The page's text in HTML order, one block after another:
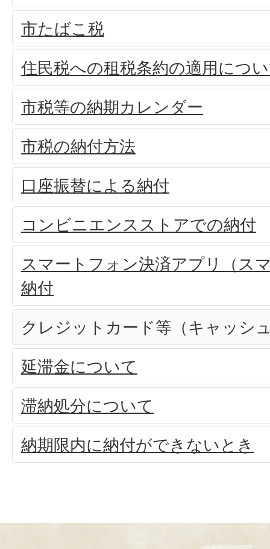
市たばこ税
住民税への租税条約の適用につ
市税等の納期カレンダー
市税の納付方法
口座振替による納付
コンビニエンスストアでの納付
スマートフォン決済アプリ（ス
納付
クレジットカード等（キャッシ
延滞金について
滞納処分について
納期限内に納付ができないとき